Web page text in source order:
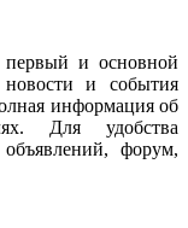
и основной
и события
информация об
Для удобства
форум,